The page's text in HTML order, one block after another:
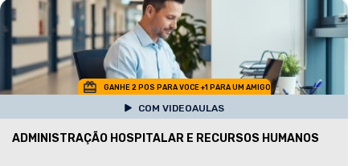
GANHE 2 POS PARA VOCE +1 PARA UM AMIGO
COM VIDEOAULAS
ADMINISTRAÇÃO HOSPITALAR E RECURSOS HUMANOS